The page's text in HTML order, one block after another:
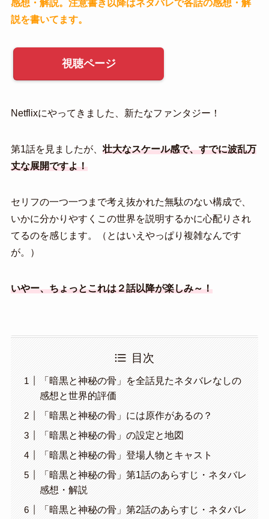
感想・解説。注意書き以降はネタバレで各話の感想・解
説を書いてます。
視聴ページ
Netflixにやってきました、新たなファンタジー！
第1話を見ましたが、壮大なスケール感で、すでに波乱万
丈な展開ですよ！
セリフの一つ一つまで考え抜かれた無駄のない構成で、
いかに分かりやすくこの世界を説明するかに心配りされ
てるのを感じます。（とはいえやっぱり複雑なんです
が。）
いやー、ちょっとこれは２話以降が楽しみ～！
目次
「暗黒と神秘の骨」を全話見たネタバレなしの
感想と世界的評価
「暗黒と神秘の骨」には原作があるの？
「暗黒と神秘の骨」の設定と地図
「暗黒と神秘の骨」登場人物とキャスト
「暗黒と神秘の骨」第1話のあらすじ・ネタバレ
感想・解説
「暗黒と神秘の骨」第2話のあらすじ・ネタバレ